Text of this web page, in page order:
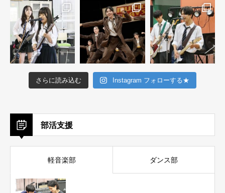
さらに読み込む Instagram フォローする★
部活支援
軽音楽部 ダンス部